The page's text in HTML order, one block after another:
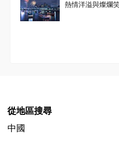
熱情洋溢與燦爛
從地區搜尋
中國